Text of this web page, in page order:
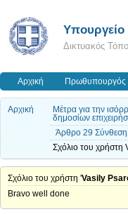
Υπουργείο
Δικτυακός
Αρχική Πρωθυπουργός
Αρχική
Μέτρα για την
δημοσίων
Άρθρο 29 Σύνθεση
Σχόλιο του
Σχόλιο του χρήστη 'Vasily
Bravo well done